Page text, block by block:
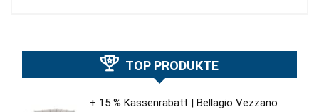
TOP PRODUKTE
+ 15 % Kassenrabatt | Bellagio Vezzano